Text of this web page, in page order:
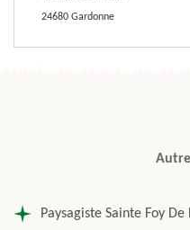
24680 Gardonne
Paysagiste Sainte Foy De